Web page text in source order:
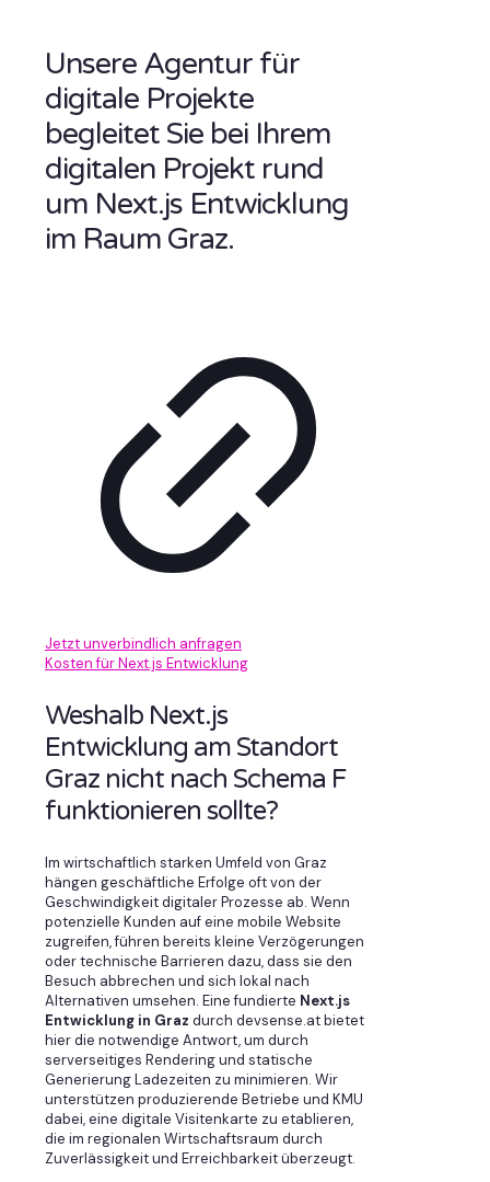
Unsere Agentur für
digitale Projekte
begleitet Sie bei Ihrem
digitalen Projekt rund
um Next.js Entwicklung
im Raum Graz.
Jetzt unverbindlich anfragen
Kosten für Next.js Entwicklung
Weshalb Next.js
Entwicklung am Standort
Graz nicht nach Schema F
funktionieren sollte?
Im wirtschaftlich starken Umfeld von Graz
hängen geschäftliche Erfolge oft von der
Geschwindigkeit digitaler Prozesse ab. Wenn
potenzielle Kunden auf eine mobile Website
zugreifen, führen bereits kleine Verzögerungen
oder technische Barrieren dazu, dass sie den
Besuch abbrechen und sich lokal nach
Alternativen umsehen. Eine fundierte Next.js
Entwicklung in Graz durch devsense.at bietet
hier die notwendige Antwort, um durch
serverseitiges Rendering und statische
Generierung Ladezeiten zu minimieren. Wir
unterstützen produzierende Betriebe und KMU
dabei, eine digitale Visitenkarte zu etablieren,
die im regionalen Wirtschaftsraum durch
Zuverlässigkeit und Erreichbarkeit überzeugt.